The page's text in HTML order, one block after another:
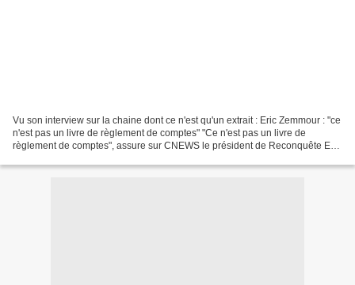
Vu son interview sur la chaine dont ce n'est qu'un extrait : Eric Zemmour : "ce
n'est pas un livre de règlement de comptes" "Ce n'est pas un livre de
règlement de comptes", assure sur CNEWS le président de Reconquête Eric